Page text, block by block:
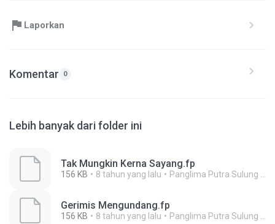
Laporkan
Komentar 0
Lebih banyak dari folder ini
Tak Mungkin Kerna Sayang.fp
156 KB 8 tahun yang lalu Panglima Putra Sulung A.
Gerimis Mengundang.fp
156 KB 8 tahun yang lalu Panglima Putra Sulung A.